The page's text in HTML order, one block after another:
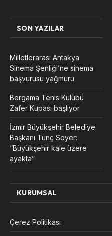
SON YAZILAR
Milletlerarası Antakya
Sinema Şenliği’ne sinema
başvurusu yağmuru
Bergama Tenis Kulübü
Zafer Kupası başlıyor
İzmir Büyükşehir Belediye
Başkanı Tunç Soyer:
“Büyükşehir kale üzere
ayakta”
KURUMSAL
Çerez Politikası